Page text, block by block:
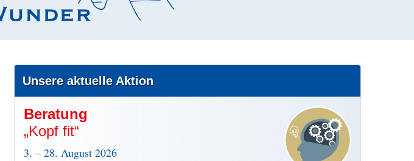
Unsere aktuelle Aktion
Beratung
„Kopf fit“
3. – 28. August 2026